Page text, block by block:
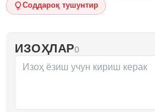
Соддароқ тушунтир
ИЗОҲЛАР0